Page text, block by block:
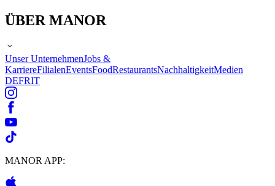
ÜBER MANOR
Unser UnternehmenJobs &
KarriereFilialenEventsFoodRestaurantsNachhaltigkeitMedien
DEFRIT
MANOR APP: